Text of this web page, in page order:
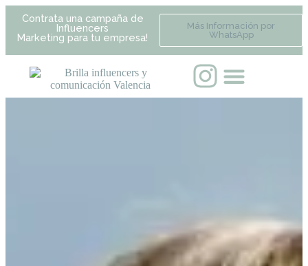
Contrata una campaña de
Influencers
Marketing para tu empresa!
Más Información por
WhatsApp